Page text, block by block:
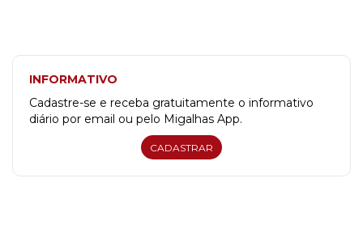
INFORMATIVO
Cadastre-se e receba gratuitamente o informativo
diário por email ou pelo Migalhas App.
CADASTRAR